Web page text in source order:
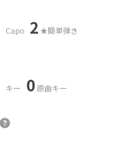
Capo 2 ★簡単弾き
キー 0原曲キー